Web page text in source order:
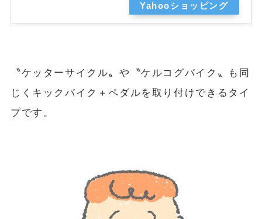
Yahooショッピング
〝ケッターサイクル〟や〝ケルコグバイク〟も同
じくキックバイク＋ペダルを取り付けできるタイ
プです。